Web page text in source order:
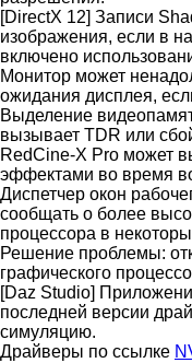
[DirectX 12] Записи
изображения, если в
включено
Монитор может
ожидания дисплея,
Выделение
вызывает TDR или
RedCine-X Pro может
эффектами во время
Диспетчер окон
сообщать о более
процессора в
Решение проблемы:
графического
[Daz Studio]
последней версии
симуляцию.
Драйверы по ссылке